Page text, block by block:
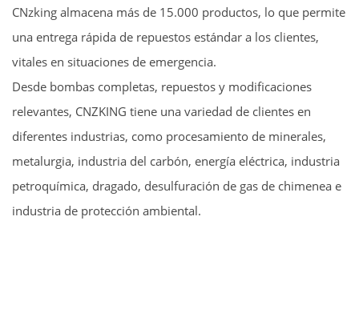
CNzking almacena más de 15.000 productos, lo que permite
una entrega rápida de repuestos estándar a los clientes,
vitales en situaciones de emergencia.
Desde bombas completas, repuestos y modificaciones
relevantes, CNZKING tiene una variedad de clientes en
diferentes industrias, como procesamiento de minerales,
metalurgia, industria del carbón, energía eléctrica, industria
petroquímica, dragado, desulfuración de gas de chimenea e
industria de protección ambiental.